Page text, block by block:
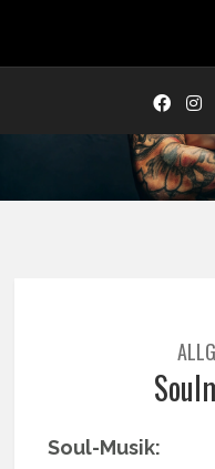
Soul-Musik: